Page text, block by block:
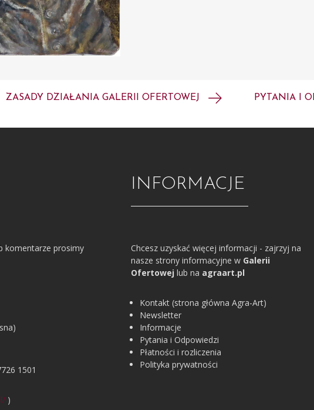
ZASADY DZIAŁANIA GALERII OFERTOWEJ PYTANIA I
INFORMACJE
Chcesz uzyskać więcej informacji - zajrzyj na
nasze strony informacyjne w Galerii
Ofertowej lub na agraart.pl
Kontakt (strona główna Agra-Art)
Newsletter
Informacje
Pytania i Odpowiedzi
Płatności i rozliczenia
Polityka prywatności
komentarze prosimy
1501
)